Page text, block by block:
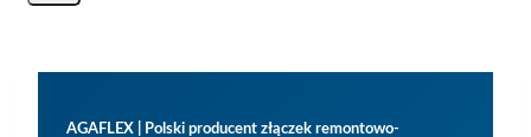
AGAFLEX | Polski producent złączek remontowo-